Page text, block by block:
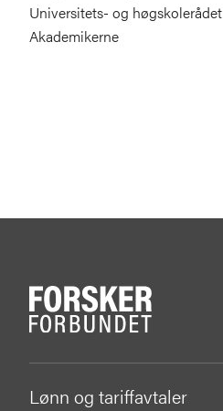
Universitets- og høgskolerådet
Akademikerne
Lønn og tariffavtaler